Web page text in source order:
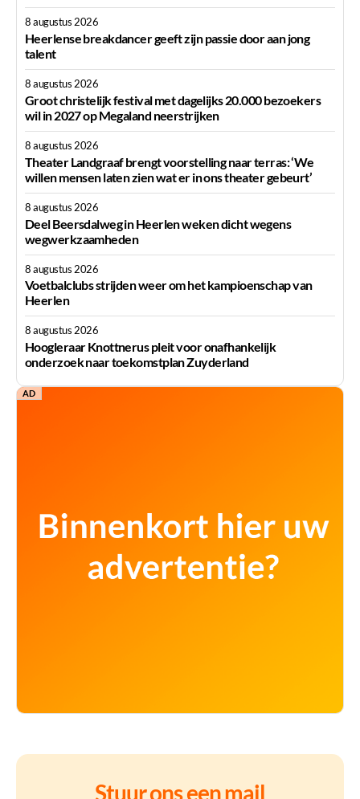
8 augustus 2026
Heerlense breakdancer geeft zijn passie door aan jong
talent
8 augustus 2026
Groot christelijk festival met dagelijks 20.000 bezoekers
wil in 2027 op Megaland neerstrijken
8 augustus 2026
Theater Landgraaf brengt voorstelling naar terras: ‘We
willen mensen laten zien wat er in ons theater gebeurt’
8 augustus 2026
Deel Beersdalweg in Heerlen weken dicht wegens
wegwerkzaamheden
8 augustus 2026
Voetbalclubs strijden weer om het kampioenschap van
Heerlen
8 augustus 2026
Hoogleraar Knottnerus pleit voor onafhankelijk
onderzoek naar toekomstplan Zuyderland
AD
Stuur ons een mail